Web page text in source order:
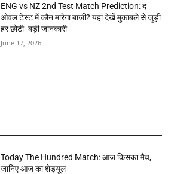
ENG vs NZ 2nd Test Match Prediction: द
ओवल टेस्ट में कौन मारेगा बाजी? यहां देखें मुकाबले से जुड़ी
हर छोटी- बड़ी जानकारी
June 17, 2026
Today The Hundred Match: आज किसका मैच,
जानिए आज का शेड्यूल